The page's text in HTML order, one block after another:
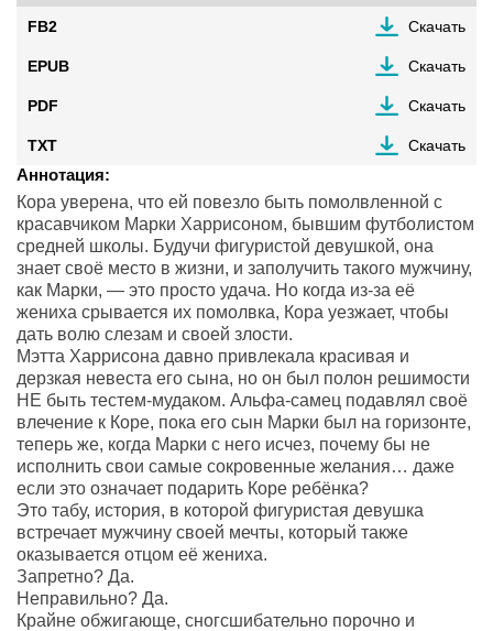
FB2 Скачать
EPUB Скачать
PDF Скачать
TXT Скачать
Аннотация:
Кора уверена, что ей повезло быть помолвленной с
красавчиком Марки Харрисоном, бывшим футболистом
средней школы. Будучи фигуристой девушкой, она
знает своё место в жизни, и заполучить такого мужчину,
как Марки, — это просто удача. Но когда из-за её
жениха срывается их помолвка, Кора уезжает, чтобы
дать волю слезам и своей злости.
Мэтта Харрисона давно привлекала красивая и
дерзкая невеста его сына, но он был полон решимости
НЕ быть тестем-мудаком. Альфа-самец подавлял своё
влечение к Коре, пока его сын Марки был на горизонте,
теперь же, когда Марки с него исчез, почему бы не
исполнить свои самые сокровенные желания… даже
если это означает подарить Коре ребёнка?
Это табу, история, в которой фигуристая девушка
встречает мужчину своей мечты, который также
оказывается отцом её жениха.
Запретно? Да.
Неправильно? Да.
Крайне обжигающе, сногсшибательно порочно и